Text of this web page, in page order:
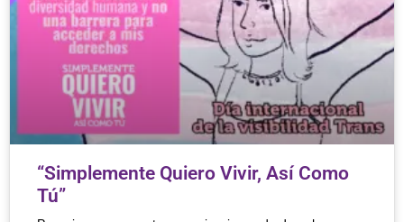
“Simplemente Quiero Vivir, Así Como
Tú”